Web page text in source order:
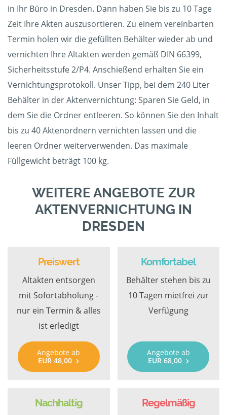
in Ihr Büro in Dresden. Dann haben Sie bis zu 10 Tage
Zeit Ihre Akten auszusortieren. Zu einem vereinbarten
Termin holen wir die gefüllten Behälter wieder ab und
vernichten Ihre Altakten werden gemäß DIN 66399,
Sicherheitsstufe 2/P4. Anschießend erhalten Sie ein
Vernichtungsprotokoll. Unser Tipp, bei dem 240 Liter
Behälter in der Aktenvernichtung: Sparen Sie Geld, in
dem Sie die Ordner entleeren. So können Sie den Inhalt
bis zu 40 Aktenordnern vernichten lassen und die
leeren Ordner weiterverwenden. Das maximale
Füllgewicht beträgt 100 kg.
WEITERE ANGEBOTE ZUR
AKTENVERNICHTUNG IN
DRESDEN
Preiswert
Altakten entsorgen
mit Sofortabholung -
nur ein Termin & alles
ist erledigt
Angebote ab
EUR 48,00
Komfortabel
Behälter stehen bis zu
10 Tagen mietfrei zur
Verfügung
Angebote ab
EUR 68,00
Nachhaltig Regelmäßig